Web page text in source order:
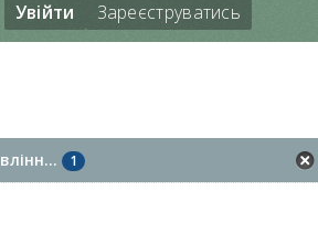
Увійти Зареєструватись
1